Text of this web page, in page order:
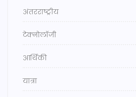
अंतरराष्ट्रीय
टेक्नोलॉजी
आर्थिकी
यात्रा